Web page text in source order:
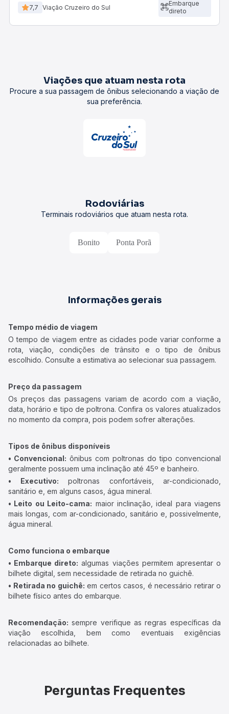
7,7 Viação Cruzeiro do Sul
Embarque
direto
Viações que atuam nesta rota
Procure a sua passagem de ônibus selecionando a viação de
sua preferência.
Rodoviárias
Terminais rodoviários que atuam nesta rota.
Bonito Ponta Porã
Informações gerais
Tempo médio de viagem
O tempo de viagem entre as cidades pode variar conforme a
rota, viação, condições de trânsito e o tipo de ônibus
escolhido. Consulte a estimativa ao selecionar sua passagem.
Preço da passagem
Os preços das passagens variam de acordo com a viação,
data, horário e tipo de poltrona. Confira os valores atualizados
no momento da compra, pois podem sofrer alterações.
Tipos de ônibus disponíveis
• Convencional: ônibus com poltronas do tipo convencional
geralmente possuem uma inclinação até 45º e banheiro.
• Executivo: poltronas confortáveis, ar-condicionado,
sanitário e, em alguns casos, água mineral.
• Leito ou Leito-cama: maior inclinação, ideal para viagens
mais longas, com ar-condicionado, sanitário e, possivelmente,
água mineral.
Como funciona o embarque
• Embarque direto: algumas viações permitem apresentar o
bilhete digital, sem necessidade de retirada no guichê.
• Retirada no guichê: em certos casos, é necessário retirar o
bilhete físico antes do embarque.
Recomendação: sempre verifique as regras específicas da
viação escolhida, bem como eventuais exigências
relacionadas ao bilhete.
Perguntas Frequentes